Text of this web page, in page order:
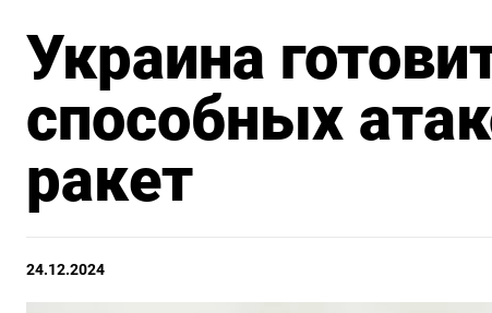
Украина
способных
ракет
24.12.2024